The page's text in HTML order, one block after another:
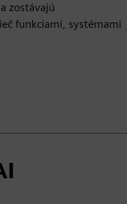
zostávajú
funkciami, systémami